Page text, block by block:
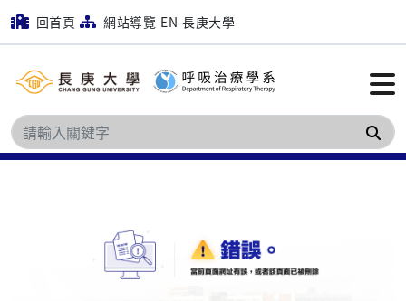
回首頁 網站導覽 EN 長庚大學
搜